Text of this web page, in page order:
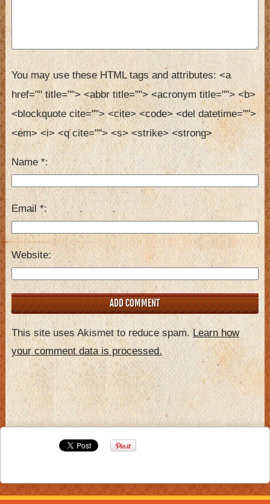
You may use these HTML tags and attributes: <a
href="" title=""> <abbr title=""> <acronym title=""> <b>
<blockquote cite=""> <cite> <code> <del datetime="">
<em> <i> <q cite=""> <s> <strike> <strong>
Name*
Email*
Website
This site uses Akismet to reduce spam. Learn how
your comment data is processed.